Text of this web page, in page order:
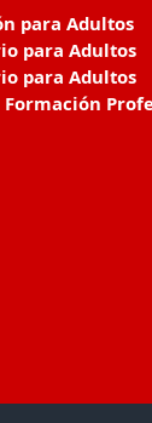
para Adultos
para Adultos
para Adultos
Formación